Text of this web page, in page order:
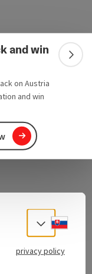
and win
on Austria
and win
Select
privacy policy